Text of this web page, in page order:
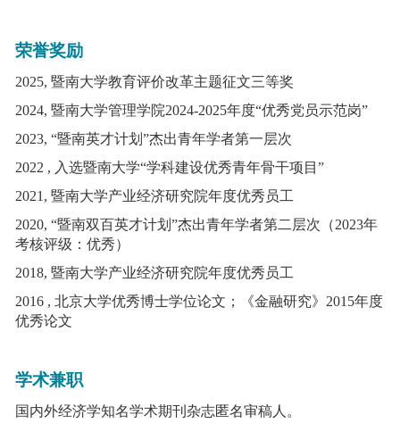
荣誉奖励
2025, 暨南大学教育评价改革主题征文三等奖
2024, 暨南大学管理学院2024-2025年度“优秀党员示范岗”
2023, “暨南英才计划 ”杰出青年学者第一层次
2022 , 入选暨南大学“学科建设优秀青年骨干项目 ”
2021 , 暨南大学产业经济研究院年度优秀员工
2020, “暨南双百英才计划 ”杰出青年学者第二层次（2023年
考核评级：优秀）
2018, 暨南大学产业经济研究院年度优秀员工
2016 , 北京大学优秀博士学位论文；《金融研究》 2015年度
优秀论文
学术兼职
国内外经济学知名学术期刊杂志匿名审稿人。